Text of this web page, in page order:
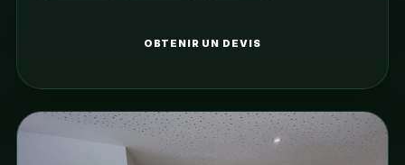
OBTENIR UN DEVIS